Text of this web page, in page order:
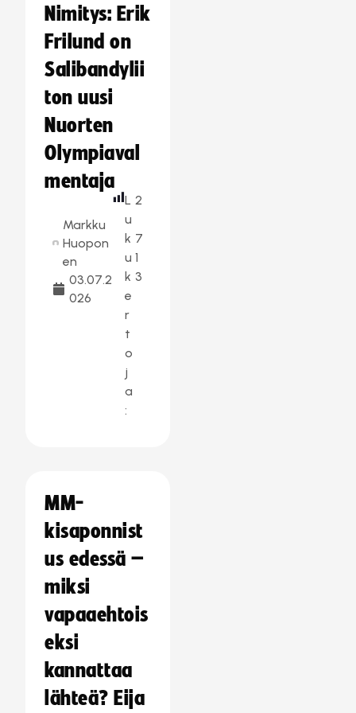
Nimitys: Erik
Frilund on
Salibandylii
ton uusi
Nuorten
Olympiaval
mentaja
Markku
Huopon
en
03.07.2
026
L
u
k
u
k
e
r
t
o
j
a
:
2
7
1
3
MM-
kisaponnist
us edessä –
miksi
vapaaehtois
eksi
kannattaa
lähteä? Eija